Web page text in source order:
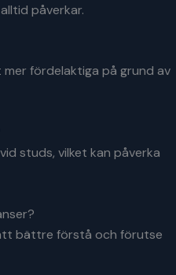
påverkar.
fördelaktiga på grund av
studs, vilket kan påverka
bättre förstå och förutse